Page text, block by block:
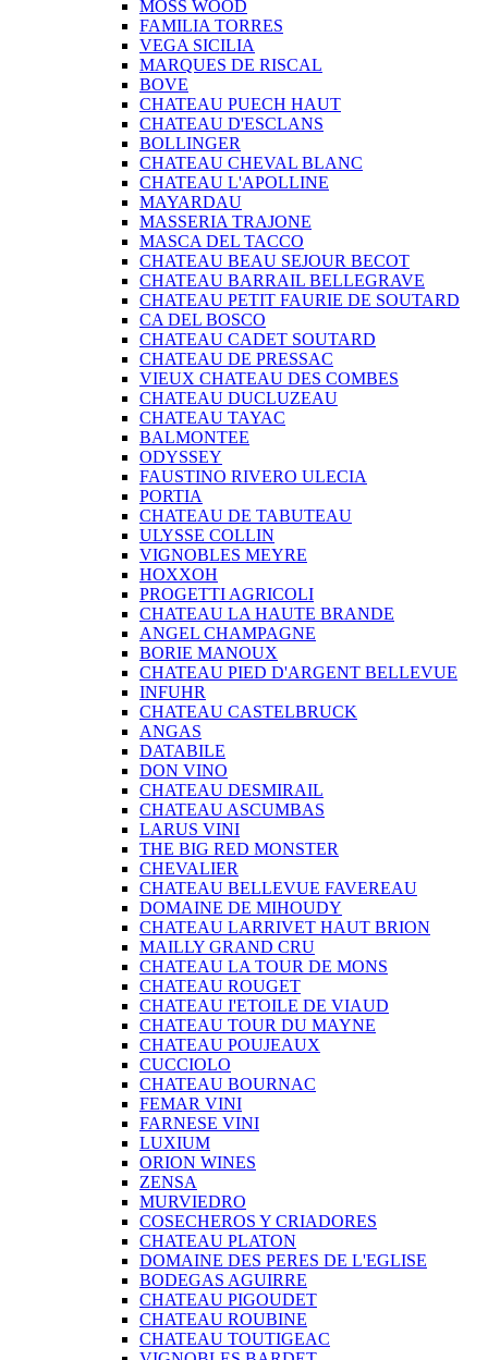
MOSS WOOD
FAMILIA TORRES
VEGA SICILIA
MARQUES DE RISCAL
BOVE
CHATEAU PUECH HAUT
CHATEAU D'ESCLANS
BOLLINGER
CHATEAU CHEVAL BLANC
CHATEAU L'APOLLINE
MAYARDAU
MASSERIA TRAJONE
MASCA DEL TACCO
CHATEAU BEAU SEJOUR BECOT
CHATEAU BARRAIL BELLEGRAVE
CHATEAU PETIT FAURIE DE SOUTARD
CA DEL BOSCO
CHATEAU CADET SOUTARD
CHATEAU DE PRESSAC
VIEUX CHATEAU DES COMBES
CHATEAU DUCLUZEAU
CHATEAU TAYAC
BALMONTEE
ODYSSEY
FAUSTINO RIVERO ULECIA
PORTIA
CHATEAU DE TABUTEAU
ULYSSE COLLIN
VIGNOBLES MEYRE
HOXXOH
PROGETTI AGRICOLI
CHATEAU LA HAUTE BRANDE
ANGEL CHAMPAGNE
BORIE MANOUX
CHATEAU PIED D'ARGENT BELLEVUE
INFUHR
CHATEAU CASTELBRUCK
ANGAS
DATABILE
DON VINO
CHATEAU DESMIRAIL
CHATEAU ASCUMBAS
LARUS VINI
THE BIG RED MONSTER
CHEVALIER
CHATEAU BELLEVUE FAVEREAU
DOMAINE DE MIHOUDY
CHATEAU LARRIVET HAUT BRION
MAILLY GRAND CRU
CHATEAU LA TOUR DE MONS
CHATEAU ROUGET
CHATEAU I'ETOILE DE VIAUD
CHATEAU TOUR DU MAYNE
CHATEAU POUJEAUX
CUCCIOLO
CHATEAU BOURNAC
FEMAR VINI
FARNESE VINI
LUXIUM
ORION WINES
ZENSA
MURVIEDRO
COSECHEROS Y CRIADORES
CHATEAU PLATON
DOMAINE DES PERES DE L'EGLISE
BODEGAS AGUIRRE
CHATEAU PIGOUDET
CHATEAU ROUBINE
CHATEAU TOUTIGEAC